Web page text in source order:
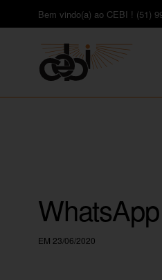
Bem vindo(a) ao CEBI ! (51)
EM 23/06/2020